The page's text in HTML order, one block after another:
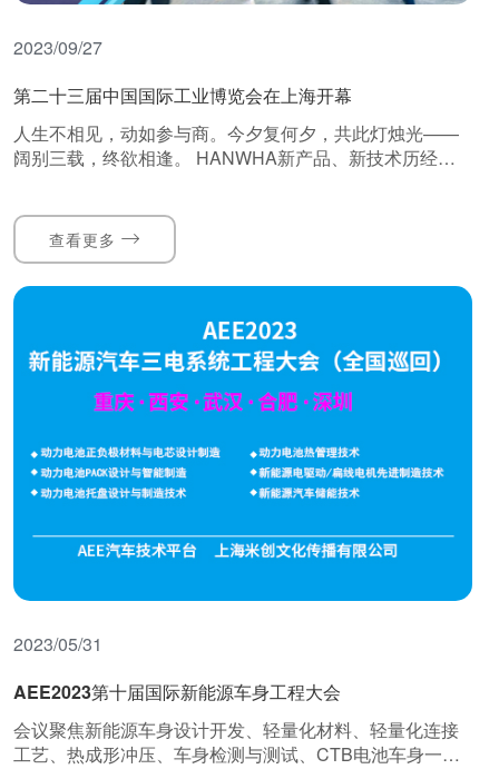
2023/09/27
第二十三届中国国际工业博览会在上海开幕
人生不相见，动如参与商。今夕复何夕，共此灯烛光——
阔别三载，终欲相逢。 HANWHA新产品、新技术历经三
查看更多
2023/05/31
AEE2023第十届国际新能源车身工程大会
会议聚焦新能源车身设计开发、轻量化材料、轻量化连接
工艺、热成形冲压、车身检测与测试、CTB电池车身一体